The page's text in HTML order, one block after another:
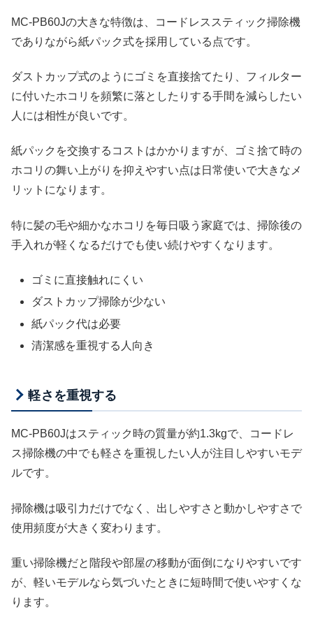
MC-PB60Jの大きな特徴は、コードレススティック掃除機
でありながら紙パック式を採用している点です。
ダストカップ式のようにゴミを直接捨てたり、フィルター
に付いたホコリを頻繁に落としたりする手間を減らしたい
人には相性が良いです。
紙パックを交換するコストはかかりますが、ゴミ捨て時の
ホコリの舞い上がりを抑えやすい点は日常使いで大きなメ
リットになります。
特に髪の毛や細かなホコリを毎日吸う家庭では、掃除後の
手入れが軽くなるだけでも使い続けやすくなります。
ゴミに直接触れにくい
ダストカップ掃除が少ない
紙パック代は必要
清潔感を重視する人向き
軽さを重視する
MC-PB60Jはスティック時の質量が約1.3kgで、コードレ
ス掃除機の中でも軽さを重視したい人が注目しやすいモデ
ルです。
掃除機は吸引力だけでなく、出しやすさと動かしやすさで
使用頻度が大きく変わります。
重い掃除機だと階段や部屋の移動が面倒になりやすいです
が、軽いモデルなら気づいたときに短時間で使いやすくな
ります。